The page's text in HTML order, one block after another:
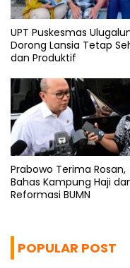
UPT Puskesmas
Dorong Lansia Tetap
dan Produktif
Prabowo Terima Rosan,
Bahas Kampung Haji
Reformasi BUMN
POPULAR POST